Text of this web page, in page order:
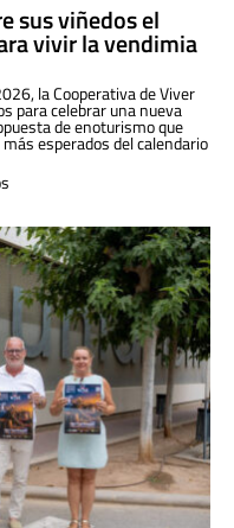
sus viñedos el
vivir la vendimia
la Cooperativa de Viver
para celebrar una nueva
de enoturismo que
esperados del calendario